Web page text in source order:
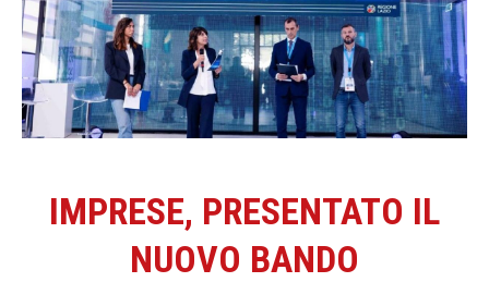
IMPRESE, PRESENTATO IL
NUOVO BANDO